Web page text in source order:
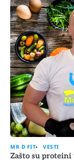
MR D FIT VESTI
Zašto su